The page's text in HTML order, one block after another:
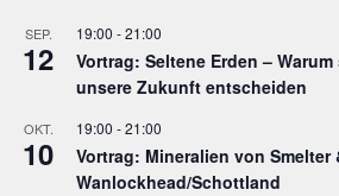
SEP.
12
19:00 -21:00
Vortrag: Seltene Erden –
unsere Zukunft entscheiden
OKT.
10
19:00 -21:00
Vortrag: Mineralien von Smelter
Wanlockhead/Schottland